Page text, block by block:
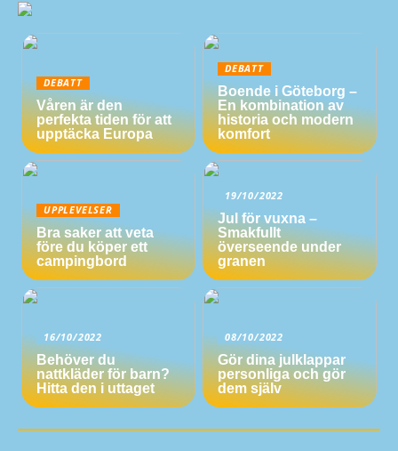
DEBATT
Våren är den
perfekta tiden för att
upptäcka Europa
DEBATT
Boende i Göteborg –
En kombination av
historia och modern
komfort
UPPLEVELSER
Bra saker att veta
före du köper ett
campingbord
19/10/2022
Jul för vuxna –
Smakfullt
överseende under
granen
16/10/2022
Behöver du
nattkläder för barn?
Hitta den i uttaget
08/10/2022
Gör dina julklappar
personliga och gör
dem själv